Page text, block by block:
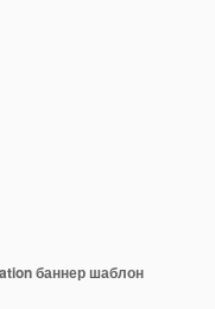
баннер шаблон